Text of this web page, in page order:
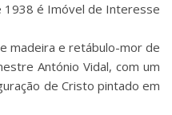
1938 é Imóvel de Interesse
madeira e retábulo-mor de
António Vidal, com um
de Cristo pintado em